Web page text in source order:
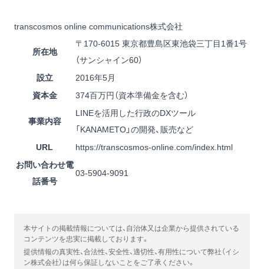
transcosmos online communications株式会社
所在地
〒170-6015 東京都豊島区東池袋三丁目1番1号
（サンシャイン60）
設立
2016年5月
資本金
374百万円（資本準備金を含む）
事業内容
LINEを活用した行政のDXツール
「KANAMETO」の開発、販売など
URL
https://transcosmos-online.com/index.html
お問い合わせ電
話番号
03-5904-9091
本サイトの掲載情報については、自治体又は企業から提供されている
コンテンツを忠実に掲載しております。
提供情報の真実性、合法性、安全性、適切性、有用性について弊社（イシ
ン株式会社）は何ら保証しないことをご了承ください。